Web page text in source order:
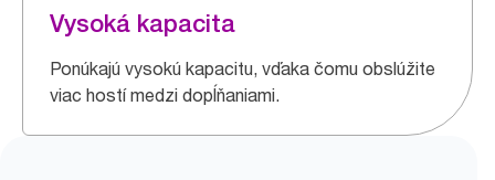
Vysoká kapacita
Ponúkajú vysokú kapacitu, vďaka čomu obslúžite
viac hostí medzi dopĺňaniami.